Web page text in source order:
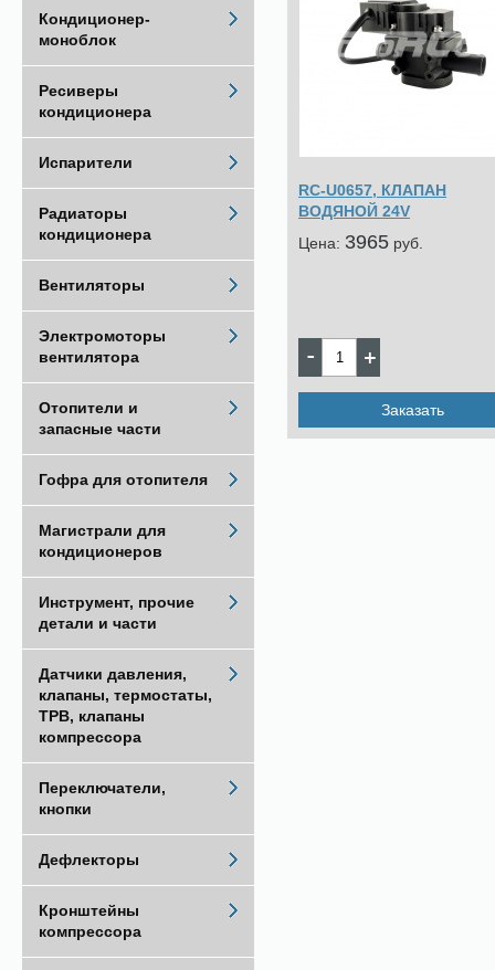
RC-U0657, КЛАПАН
ВОДЯНОЙ 24V
Цена: 3965 pуб.
Заказать
Кондиционер-
моноблок
Ресиверы
кондиционера
Испарители
Радиаторы
кондиционера
Вентиляторы
Электромоторы
вентилятора
Отопители и
запасные части
Гофра для отопителя
Магистрали для
кондиционеров
Инструмент, прочие
детали и части
Датчики давления,
клапаны, термостаты,
ТРВ, клапаны
компрессора
Переключатели,
кнопки
Дефлекторы
Кронштейны
компрессора